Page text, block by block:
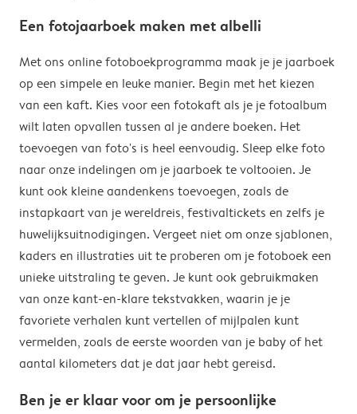
Een fotojaarboek maken met albelli
Met ons online fotoboekprogramma maak je je jaarboek
op een simpele en leuke manier. Begin met het kiezen
van een kaft. Kies voor een fotokaft als je je fotoalbum
wilt laten opvallen tussen al je andere boeken. Het
toevoegen van foto's is heel eenvoudig. Sleep elke foto
naar onze indelingen om je jaarboek te voltooien. Je
kunt ook kleine aandenkens toevoegen, zoals de
instapkaart van je wereldreis, festivaltickets en zelfs je
huwelijksuitnodigingen. Vergeet niet om onze sjablonen,
kaders en illustraties uit te proberen om je fotoboek een
unieke uitstraling te geven. Je kunt ook gebruikmaken
van onze kant-en-klare tekstvakken, waarin je je
favoriete verhalen kunt vertellen of mijlpalen kunt
vermelden, zoals de eerste woorden van je baby of het
aantal kilometers dat je dat jaar hebt gereisd.
Ben je er klaar voor om je persoonlijke